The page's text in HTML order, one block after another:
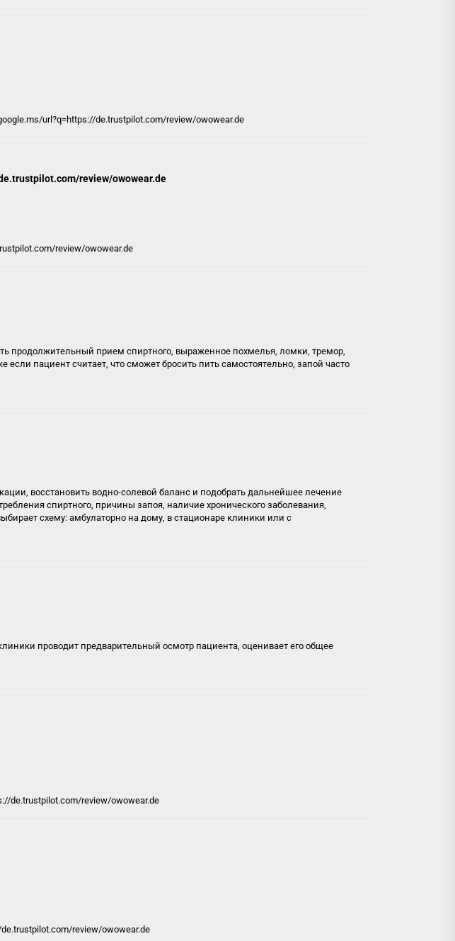
url?q=https://de.trustpilot.com/review/owowear.de
review/owowear.de
review/owowear.de
продолжительный прием спиртного, выраженное похмелья, ломки, тремор,
пациент считает, что сможет бросить пить самостоятельно, запой часто
восстановить водно-солевой баланс и подобрать дальнейшее лечение
спиртного, причины запоя, наличие хронического заболевания,
схему: амбулаторно на дому, в стационаре клиники или с
проводит предварительный осмотр пациента, оценивает его общее
de.trustpilot.com/review/owowear.de
review/owowear.de